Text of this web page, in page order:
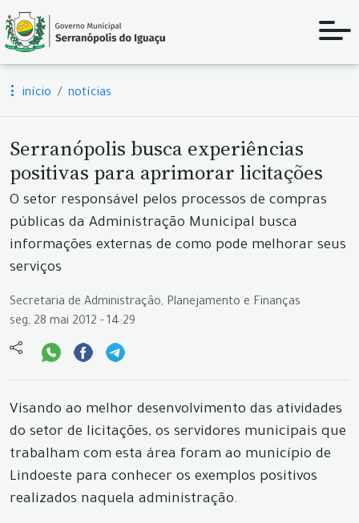
início notícias
Serranópolis busca experiências
positivas para aprimorar licitações
O setor responsável pelos processos de compras
públicas da Administração Municipal busca
informações externas de como pode melhorar seus
serviços
Secretaria de Administração, Planejamento e Finanças
seg, 28 mai 2012 - 14:29
Visando ao melhor desenvolvimento das atividades
do setor de licitações, os servidores municipais que
trabalham com esta área foram ao município de
Lindoeste para conhecer os exemplos positivos
realizados naquela administração.